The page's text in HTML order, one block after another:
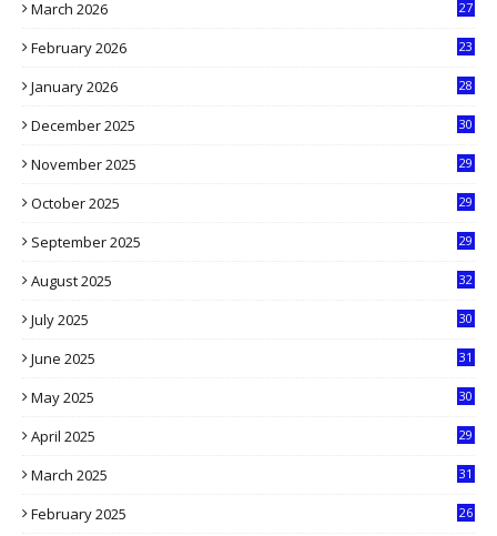
March 2026
27
February 2026
23
January 2026
28
December 2025
30
November 2025
29
October 2025
29
September 2025
29
August 2025
32
July 2025
30
June 2025
31
May 2025
30
April 2025
29
March 2025
31
February 2025
26